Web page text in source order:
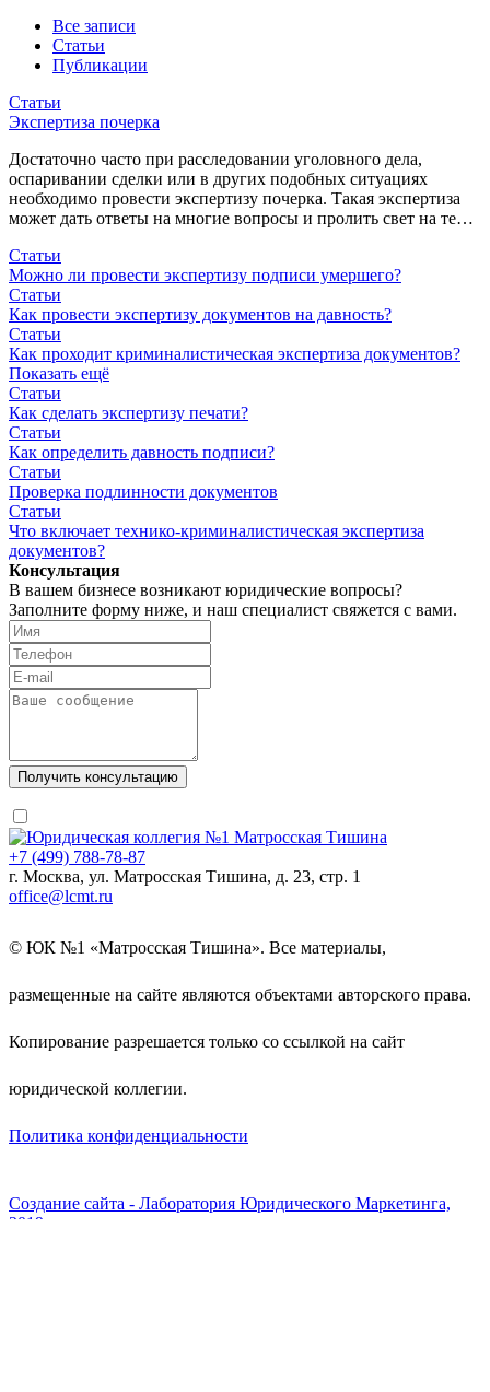
Все записи
Статьи
Публикации
Статьи
Экспертиза почерка
Достаточно часто при расследовании уголовного дела,
оспаривании сделки или в других подобных ситуациях
необходимо провести экспертизу почерка. Такая экспертиза
может дать ответы на многие вопросы и пролить свет на те…
Статьи
Можно ли провести экспертизу подписи умершего?
Статьи
Как провести экспертизу документов на давность?
Статьи
Как проходит криминалистическая экспертиза документов?
Показать ещё
Статьи
Как сделать экспертизу печати?
Статьи
Как определить давность подписи?
Статьи
Проверка подлинности документов
Статьи
Что включает технико-криминалистическая экспертиза
документов?
Консультация
В вашем бизнесе возникают юридические вопросы?
Заполните форму ниже, и наш специалист свяжется с вами.
+7 (499) 788-78-87
г. Москва, ул. Матросская Тишина, д. 23, стр. 1
office@lcmt.ru
© ЮК №1 «Матросская Тишина». Все материалы,
размещенные на сайте являются объектами авторского права.
Копирование разрешается только со ссылкой на сайт
юридической коллегии.
Политика конфиденциальности
Создание сайта - Лаборатория Юридического Маркетинга,
2019